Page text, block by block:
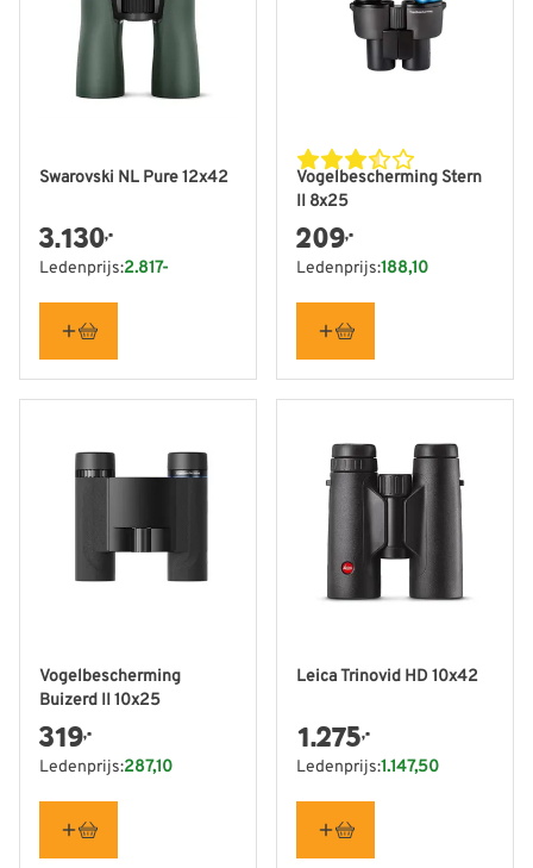
Swarovski NL Pure 12x42
3.130,-
Ledenprijs:2.817-
Vogelbescherming Stern
II 8x25
209,-
Ledenprijs:188,10
Vogelbescherming
Buizerd II 10x25
319,-
Ledenprijs:287,10
Leica Trinovid HD 10x42
1.275,-
Ledenprijs:1.147,50